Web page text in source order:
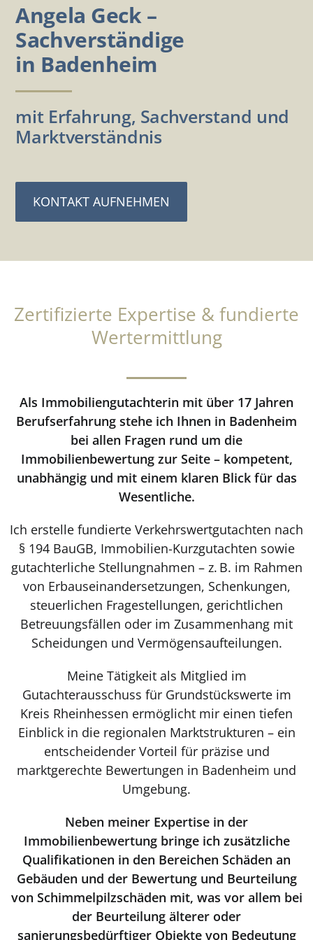
Angela Geck –
Sachverständige
in Badenheim
mit Erfahrung, Sachverstand und
Marktverständnis
KONTAKT AUFNEHMEN
Zertifizierte Expertise & fundierte
Wertermittlung
Als Immobiliengutachterin mit über 17 Jahren
Berufserfahrung stehe ich Ihnen in Badenheim
bei allen Fragen rund um die
Immobilienbewertung zur Seite – kompetent,
unabhängig und mit einem klaren Blick für das
Wesentliche.
Ich erstelle fundierte Verkehrswertgutachten nach
§ 194 BauGB, Immobilien-Kurzgutachten sowie
gutachterliche Stellungnahmen – z. B. im Rahmen
von Erbauseinandersetzungen, Schenkungen,
steuerlichen Fragestellungen, gerichtlichen
Betreuungsfällen oder im Zusammenhang mit
Scheidungen und Vermögensaufteilungen.
Meine Tätigkeit als Mitglied im
Gutachterausschuss für Grundstückswerte im
Kreis Rheinhessen ermöglicht mir einen tiefen
Einblick in die regionalen Marktstrukturen – ein
entscheidender Vorteil für präzise und
marktgerechte Bewertungen in Badenheim und
Umgebung.
Neben meiner Expertise in der
Immobilienbewertung bringe ich zusätzliche
Qualifikationen in den Bereichen Schäden an
Gebäuden und der Bewertung und Beurteilung
von Schimmelpilzschäden mit, was vor allem bei
der Beurteilung älterer oder
sanierungsbedürftiger Objekte von Bedeutung